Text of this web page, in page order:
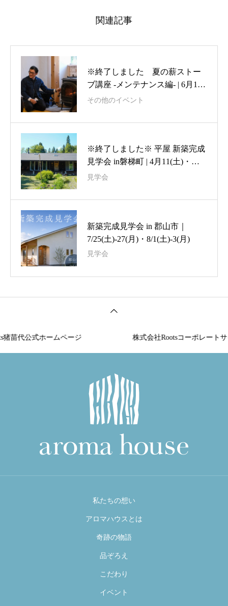
関連記事
※終了しました 夏の薪ストー
ブ講座 -メンテナンス編- | 6月14
日(日)
その他のイベント
※終了しました※ 平屋 新築完成
見学会 in磐梯町 | 4月11(土)・
12(日)・13日(月)【来場特典】
見学会
新築完成見学会 in 郡山市｜
7/25(土)-27(月)・8/1(土)-3(月)
見学会
代公式ホームページ 株式会社Rootsコーポレートサイト
私たちの想い
アロマハウスとは
奇跡の物語
品ぞろえ
こだわり
イベント